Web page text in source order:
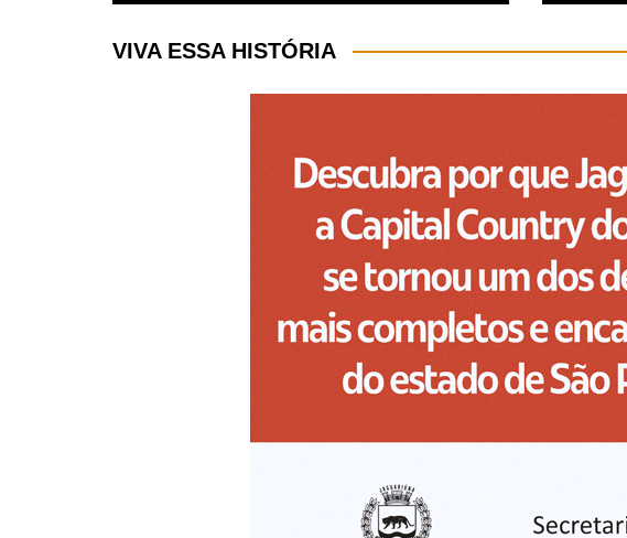
VIVA ESSA HISTÓRIA